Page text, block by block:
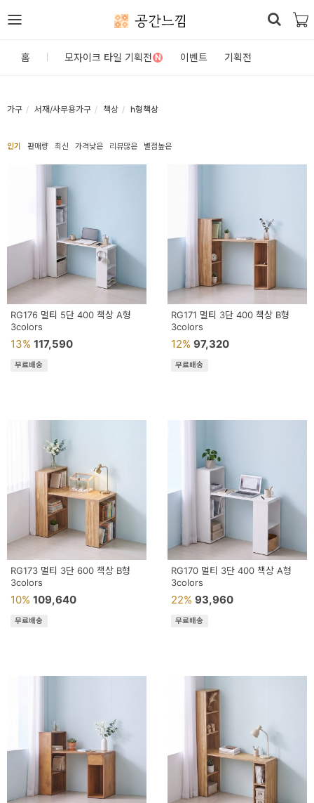
공간느낌
자
재/
용
품
침
인
테
어
소
품
튼/
라
홈 모자이크 타일 기획전 N 이벤트 기획전
가구 서재/사무용가구 책상 h형책상
인기 판매량 최신 가격낮은 리뷰많은 별점높은
RG176 멀티 5단 400 책상 A형
3colors
13% 117,590
무료배송
RG171 멀티 3단 400 책상 B형
3colors
12% 97,320
무료배송
RG173 멀티 3단 600 책상 B형
3colors
10% 109,640
무료배송
RG170 멀티 3단 400 책상 A형
3colors
22% 93,960
무료배송